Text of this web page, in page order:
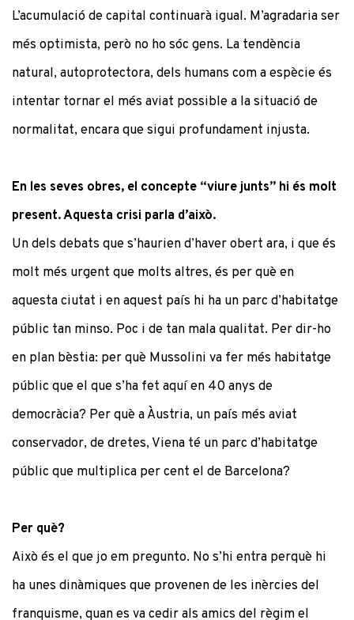
L’acumulació de capital continuarà igual. M’agradaria ser
més optimista, però no ho sóc gens. La tendència
natural, autoprotectora, dels humans com a espècie és
intentar tornar el més aviat possible a la situació de
normalitat, encara que sigui profundament injusta.
En les seves obres, el concepte “viure junts” hi és molt
present. Aquesta crisi parla d’això.
Un dels debats que s’haurien d’haver obert ara, i que és
molt més urgent que molts altres, és per què en
aquesta ciutat i en aquest país hi ha un parc d’habitatge
públic tan minso. Poc i de tan mala qualitat. Per dir-ho
en plan bèstia: per què Mussolini va fer més habitatge
públic que el que s’ha fet aquí en 40 anys de
democràcia? Per què a Àustria, un país més aviat
conservador, de dretes, Viena té un parc d’habitatge
públic que multiplica per cent el de Barcelona?
Per què?
Això és el que jo em pregunto. No s’hi entra perquè hi
ha unes dinàmiques que provenen de les inèrcies del
franquisme, quan es va cedir als amics del règim el